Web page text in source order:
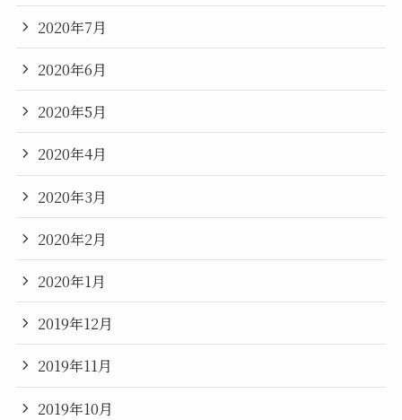
2020年7月
2020年6月
2020年5月
2020年4月
2020年3月
2020年2月
2020年1月
2019年12月
2019年11月
2019年10月